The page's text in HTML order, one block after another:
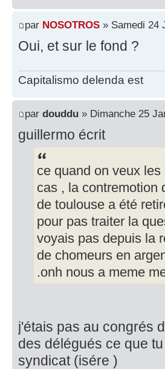
par NOSOTROS » Samedi 24
Oui, et sur le fond ?
Capitalismo delenda est
par douddu » Dimanche 25
guillermo écrit
ce quand on veux
cas , la contremotion
de toulouse a été
pour pas traiter la
voyais pas depuis la
de chomeurs en
.onh nous a meme
j'étais pas au congrés
des délégués ce que
syndicat (isére )